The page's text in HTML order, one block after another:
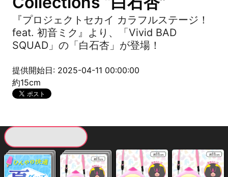
『プロジェクトセカイ カラフルステージ！
feat. 初音ミク』より、「Vivid BAD
SQUAD」の「白石杏」が登場！
提供開始日: 2025-04-11 00:00:00
約15cm